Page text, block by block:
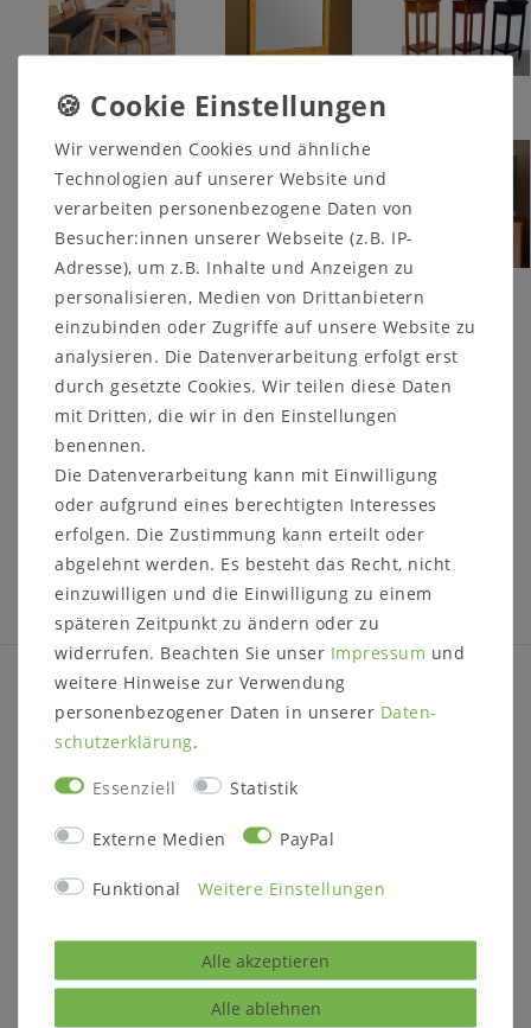
Tische Truhen
sonstige
Kleinmöbel
!!!
auf Wikipedia
>>>Zurück zum Massivholzmöbel Wiki<<<
INFORMATIONEN
Versand
Daten­schutz­erklärung
Wir verwenden Cookies und ähnliche
Technologien auf unserer Website und
verarbeiten personenbezogene Daten von
Besucher:innen unserer Webseite (z.B. IP-
Adresse), um z.B. Inhalte und Anzeigen zu
personalisieren, Medien von Drittanbietern
einzubinden oder Zugriffe auf unsere Website zu
analysieren. Die Datenverarbeitung erfolgt erst
durch gesetzte Cookies. Wir teilen diese Daten
mit Dritten, die wir in den Einstellungen
benennen.
Die Datenverarbeitung kann mit Einwilligung
oder aufgrund eines berechtigten Interesses
erfolgen. Die Zustimmung kann erteilt oder
abgelehnt werden. Es besteht das Recht, nicht
einzuwilligen und die Einwilligung zu einem
späteren Zeitpunkt zu ändern oder zu
widerrufen. Beachten Sie unser Impressum und
weitere Hinweise zur Verwendung
personenbezogener Daten in unserer Daten­
schutz­erklärung.
Essenziell Statistik
Externe Medien PayPal
Funktional Weitere Einstellungen
Alle akzeptieren
Alle ablehnen